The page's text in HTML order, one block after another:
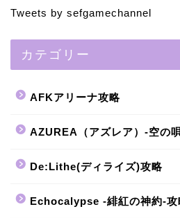
Tweets by sefgamechannel
カテゴリー
AFKアリーナ攻略
AZUREA（アズレア）-空の
De:Lithe(ディライズ)攻略
Echocalypse -緋紅の神約-攻